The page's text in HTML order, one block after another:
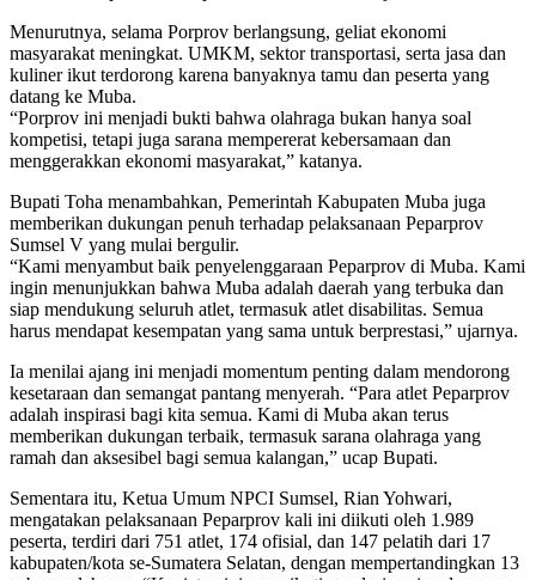
Menurutnya, selama Porprov berlangsung, geliat ekonomi
masyarakat meningkat. UMKM, sektor transportasi, serta jasa dan
kuliner ikut terdorong karena banyaknya tamu dan peserta yang
datang ke Muba.
“Porprov ini menjadi bukti bahwa olahraga bukan hanya soal
kompetisi, tetapi juga sarana mempererat kebersamaan dan
menggerakkan ekonomi masyarakat,” katanya.
Bupati Toha menambahkan, Pemerintah Kabupaten Muba juga
memberikan dukungan penuh terhadap pelaksanaan Peparprov
Sumsel V yang mulai bergulir.
“Kami menyambut baik penyelenggaraan Peparprov di Muba. Kami
ingin menunjukkan bahwa Muba adalah daerah yang terbuka dan
siap mendukung seluruh atlet, termasuk atlet disabilitas. Semua
harus mendapat kesempatan yang sama untuk berprestasi,” ujarnya.
Ia menilai ajang ini menjadi momentum penting dalam mendorong
kesetaraan dan semangat pantang menyerah. “Para atlet Peparprov
adalah inspirasi bagi kita semua. Kami di Muba akan terus
memberikan dukungan terbaik, termasuk sarana olahraga yang
ramah dan aksesibel bagi semua kalangan,” ucap Bupati.
Sementara itu, Ketua Umum NPCI Sumsel, Rian Yohwari,
mengatakan pelaksanaan Peparprov kali ini diikuti oleh 1.989
peserta, terdiri dari 751 atlet, 174 ofisial, dan 147 pelatih dari 17
kabupaten/kota se-Sumatera Selatan, dengan mempertandingkan 13